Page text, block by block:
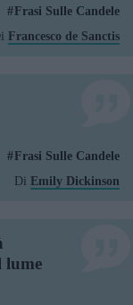
Frasi Sulle Candele
Francesco de Sanctis
Frasi Sulle Candele
Di Emily Dickinson
lume